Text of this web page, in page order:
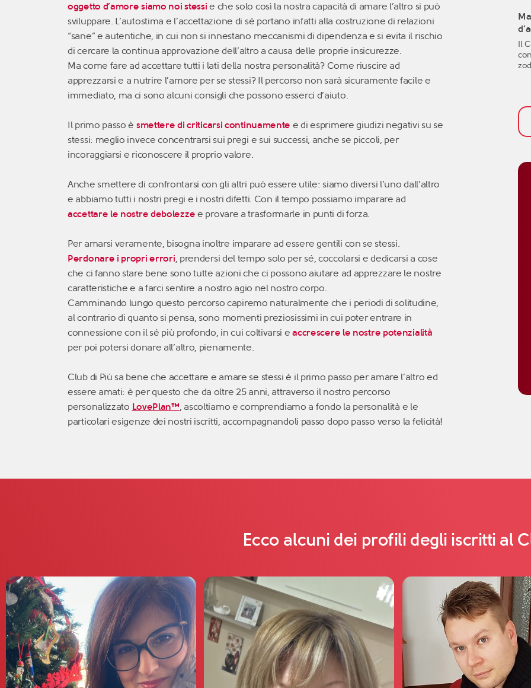
oggetto d’amore siamo noi stessi e che solo così la nostra capacità di amare l’altro si può
sviluppare. L’autostima e l’accettazione di sé portano infatti alla costruzione di relazioni
“sane” e autentiche, in cui non si innestano meccanismi di dipendenza e si evita il rischio
di cercare la continua approvazione dell’altro a causa delle proprie insicurezze.
Ma come fare ad accettare tutti i lati della nostra personalità? Come riuscire ad
apprezzarsi e a nutrire l’amore per se stessi? Il percorso non sarà sicuramente facile e
immediato, ma ci sono alcuni consigli che possono esserci d’aiuto.
Il primo passo è smettere di criticarsi continuamente e di esprimere giudizi negativi su se
stessi: meglio invece concentrarsi sui pregi e sui successi, anche se piccoli, per
incoraggiarsi e riconoscere il proprio valore.
Anche smettere di confrontarsi con gli altri può essere utile: siamo diversi l’uno dall’altro
e abbiamo tutti i nostri pregi e i nostri difetti. Con il tempo possiamo imparare ad
accettare le nostre debolezze e provare a trasformarle in punti di forza.
Per amarsi veramente, bisogna inoltre imparare ad essere gentili con se stessi.
Perdonare i propri errori, prendersi del tempo solo per sé, coccolarsi e dedicarsi a cose
che ci fanno stare bene sono tutte azioni che ci possono aiutare ad apprezzare le nostre
caratteristiche e a farci sentire a nostro agio nel nostro corpo.
Camminando lungo questo percorso capiremo naturalmente che i periodi di solitudine,
al contrario di quanto si pensa, sono momenti preziosissimi in cui poter entrare in
connessione con il sé più profondo, in cui coltivarsi eaccrescere le nostre potenzialità
per poi potersi donare all’altro, pienamente.
Club di Più sa bene che accettare e amare se stessi è il primo passo per amare l’altro ed
essere amati: è per questo che da oltre 25 anni, attraverso il nostro percorso
personalizzato LovePlan™, ascoltiamo e comprendiamo a fondo la personalità e le
particolari esigenze dei nostri iscritti, accompagnandoli passo dopo passo verso la felicità!
Il
Ecco alcuni dei profili degli iscritti al